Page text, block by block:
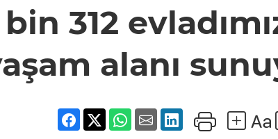
312
alanı